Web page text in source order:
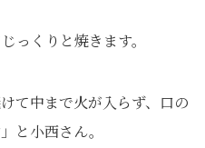
っくりと焼きます。
て中まで火が入らず、口の
と小西さん。